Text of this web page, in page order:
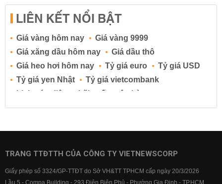
LIÊN KẾT NỔI BẬT
Giá vàng hôm nay
Giá vàng 9999
Giá xăng dầu hôm nay
Giá dầu thô
Giá heo hơi hôm nay
Tỷ giá euro
Tỷ giá USD
Tỷ giá yen Nhật
Tỷ giá vietcombank
Lịch cúp điện
Lãi suất ngân hàng
Lãi suất tiết kiệm
Lãi suất tiền gửi
Lãi suất ngân hàng BIDV
Lãi suất ngân hàng Vietcombank
TRANG TTĐTTH CỦA CÔNG TY VIETNEWSCORP
Giấy phép số 3324/GP-TTĐT do Sở VH&TT TPHCM cấp ngày 20/3/2026